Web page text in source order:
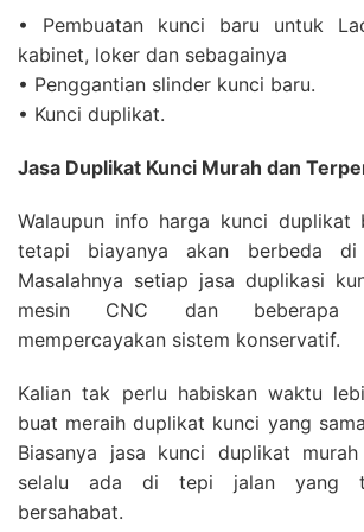
• Pembuatan kunci baru untuk
kabinet, loker dan sebagainya
• Penggantian slinder kunci baru.
• Kunci duplikat.
Jasa Duplikat Kunci Murah dan
Walaupun info harga kunci duplikat
tetapi biayanya akan berbeda di
Masalahnya setiap jasa duplikasi
mesin CNC dan beberapa
mempercayakan sistem konservatif.
Kalian tak perlu habiskan waktu
buat meraih duplikat kunci yang
Biasanya jasa kunci duplikat
selalu ada di tepi jalan yang
bersahabat.